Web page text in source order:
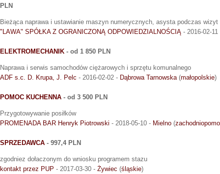
PLN
Bieżąca naprawa i ustawianie maszyn numerycznych, asysta podczas wizyt
"LAWA" SPÓŁKA Z OGRANICZONĄ ODPOWIEDZIALNOŚCIĄ - 2016-02-
ELEKTROMECHANIK - od 1 850 PLN
Naprawa i serwis samochodów ciężarowych i sprzętu komunalnego
ADF s.c. D. Krupa, J. Pelc - 2016-02-02 - Dąbrowa Tarnowska (małopolskie)
POMOC KUCHENNA - od 3 500 PLN
Przygotowywanie posiłków
PROMENADA BAR Henryk Piotrowski - 2018-05-10 - Mielno (
SPRZEDAWCA - 997,4 PLN
zgodniez dołaczonym do wniosku programem stazu
kontakt przez PUP - 2017-03-30 - Żywiec (śląskie)